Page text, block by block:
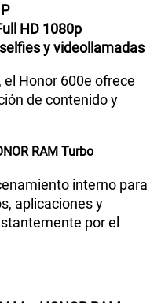
HD 1080p
y videollamadas
Honor 600e ofrece
de contenido y
RAM Turbo
interno para
aplicaciones y
por el